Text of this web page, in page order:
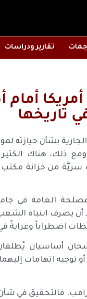
تقارير ودراسات
أمام
تاريخها
الجارية بشأن
ذلك، هناك
سريَّة من خزانة
المصلحة العامة
أن يصرف انتباه
اضطراباً وغرابةً
أساسيان
اتهامات إليهما
فالتحقيق في